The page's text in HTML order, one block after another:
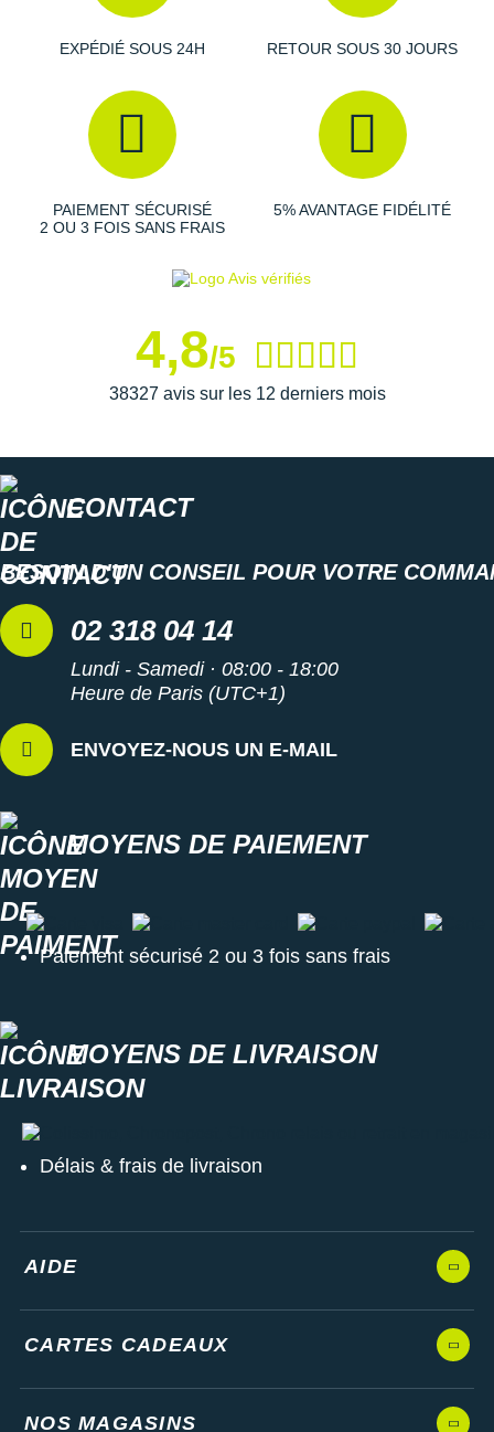
EXPÉDIÉ SOUS 24H RETOUR SOUS 30 JOURS
PAIEMENT SÉCURISÉ
2 OU 3 FOIS SANS FRAIS
5% AVANTAGE FIDÉLITÉ
4,8/5
38327 avis sur les 12 derniers mois
CONTACT
BESOIN D'UN CONSEIL POUR VOTRE
02 318 04 14
Lundi - Samedi · 08:00 - 18:00
Heure de Paris (UTC+1)
ENVOYEZ-NOUS UN E-MAIL
MOYENS DE PAIEMENT
Carte visa Carte master card Carte paypal Carte
Paiement sécurisé 2 ou 3 fois sans frais
MOYENS DE LIVRAISON
Colissimo, Chronopost, Chrono relais ou retrait en magasin
Délais & frais de livraison
AIDE
CARTES CADEAUX
NOS MAGASINS